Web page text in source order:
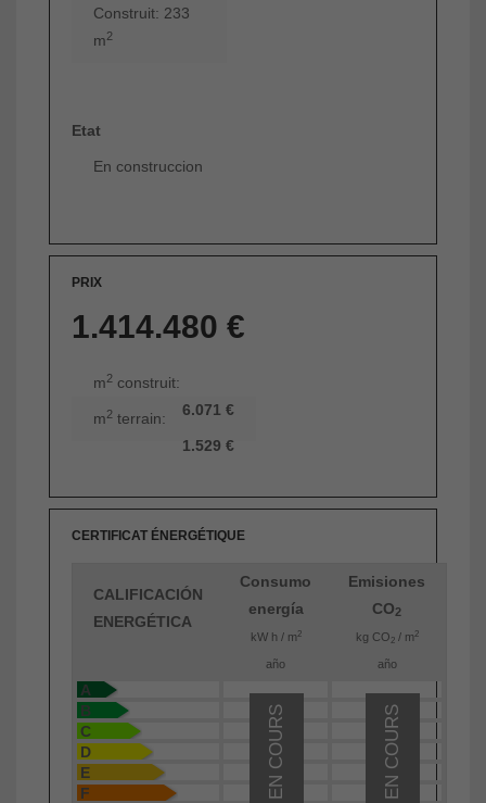
Construit: 233
m2
Etat
En construccion
PRIX
1.414.480 €
m2 construit:
6.071 €
m2 terrain:
1.529 €
CERTIFICAT ÉNERGÉTIQUE
CALIFICACIÓN
ENERGÉTICA
Consumo
energía
kW h / m2
año
Emisiones
CO2
kg CO 2/ m2
año
A
B
C
D
E
F
EN COURS
EN COURS